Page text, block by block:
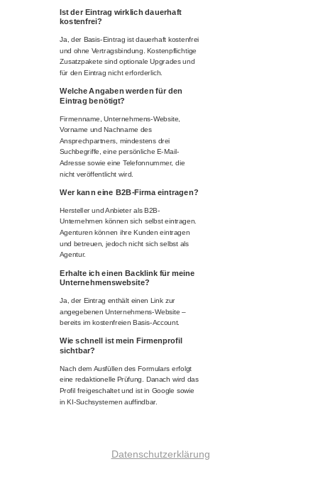
Datenschutzerklärung
Ist der Eintrag wirklich dauerhaft
kostenfrei?
Ja, der Basis-Eintrag ist dauerhaft kostenfrei
und ohne Vertragsbindung. Kostenpflichtige
Zusatzpakete sind optionale Upgrades und
für den Eintrag nicht erforderlich.
Welche Angaben werden für den
Eintrag benötigt?
Firmenname, Unternehmens-Website,
Vorname und Nachname des
Ansprechpartners, mindestens drei
Suchbegriffe, eine persönliche E-Mail-
Adresse sowie eine Telefonnummer, die
nicht veröffentlicht wird.
Wer kann eine B2B-Firma eintragen?
Hersteller und Anbieter als B2B-
Unternehmen können sich selbst eintragen.
Agenturen können ihre Kunden eintragen
und betreuen, jedoch nicht sich selbst als
Agentur.
Erhalte ich einen Backlink für meine
Unternehmenswebsite?
Ja, der Eintrag enthält einen Link zur
angegebenen Unternehmens-Website –
bereits im kostenfreien Basis-Account.
Wie schnell ist mein Firmenprofil
sichtbar?
Nach dem Ausfüllen des Formulars erfolgt
eine redaktionelle Prüfung. Danach wird das
Profil freigeschaltet und ist in Google sowie
in KI-Suchsystemen auffindbar.